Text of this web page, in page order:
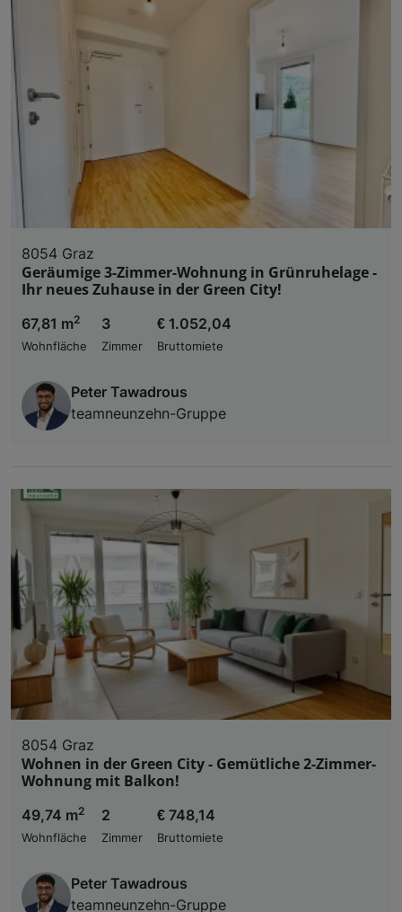
8054 Graz
Geräumige 3-Zimmer-Wohnung in Grünruhelage -
Ihr neues Zuhause in der Green City!
67,81 m2
Wohnfläche
3
Zimmer
€ 1.052,04
Bruttomiete
Peter Tawadrous
teamneunzehn-Gruppe
8054 Graz
Wohnen in der Green City - Gemütliche 2-Zimmer-
Wohnung mit Balkon!
49,74 m2
Wohnfläche
2
Zimmer
€ 748,14
Bruttomiete
Peter Tawadrous
teamneunzehn-Gruppe